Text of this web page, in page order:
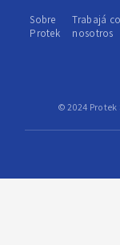
© 2024
Sobre
Protek
Trabajá
nosotros